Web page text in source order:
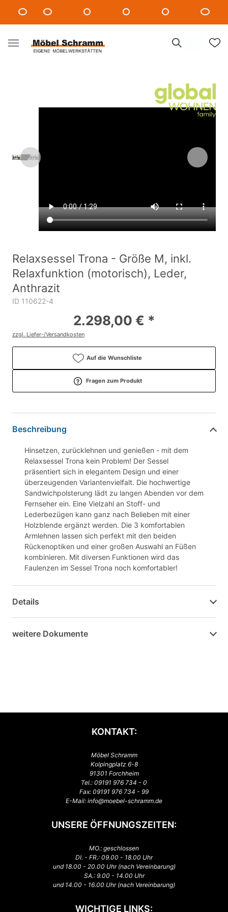
Relaxsessel Trona - Größe M, inkl.
Relaxfunktion (motorisch), Leder,
Anthrazit
ID 110622-4
2.298,00 € *
zzgl. Liefer-/Versandkosten
Auf die Wunschliste
Fragen zum Produkt
Beschreibung
Hinsetzen, zurücklehnen und genießen - mit dem
Relaxsessel Trona kein Problem! Der Sessel
präsentiert sich in elegantem Design und einer
überzeugenden Variantenvielfalt. Die hochwertige
Sandwichpolsterung lädt zu langen Abenden vor dem
Fernseher ein. Eine Vielzahl an Stoff- und
Lederbezügen kann ganz nach Belieben mit einer
Holzblende ergänzt werden. Die 3 komfortablen
Armlehnen lassen sich perfekt mit den beiden
Rückenoptiken und einer großen Auswahl an Füßen
kombinieren. Mit diversen Funktionen wird das
Faulenzen im Sessel Trona noch komfortabler!
Details
weitere Dokumente
KONTAKT:
Möbel Schramm
Kolpingplatz 6-8
91301 Forchheim
Tel.: 09191 976 734 - 0
Fax: 09191 976 734 - 99
E-Mail: info@moebel-schramm.de
UNSERE ÖFFNUNGSZEITEN:
MO.: geschlossen
DI. - FR.: 09.00 - 18.00 Uhr
und 18.00 - 20.00 Uhr (nach Vereinbarung)
SA.: 9.00 - 14.00 Uhr
und 14.00 - 16.00 Uhr (nach Vereinbarung)
WICHTIGE LINKS: